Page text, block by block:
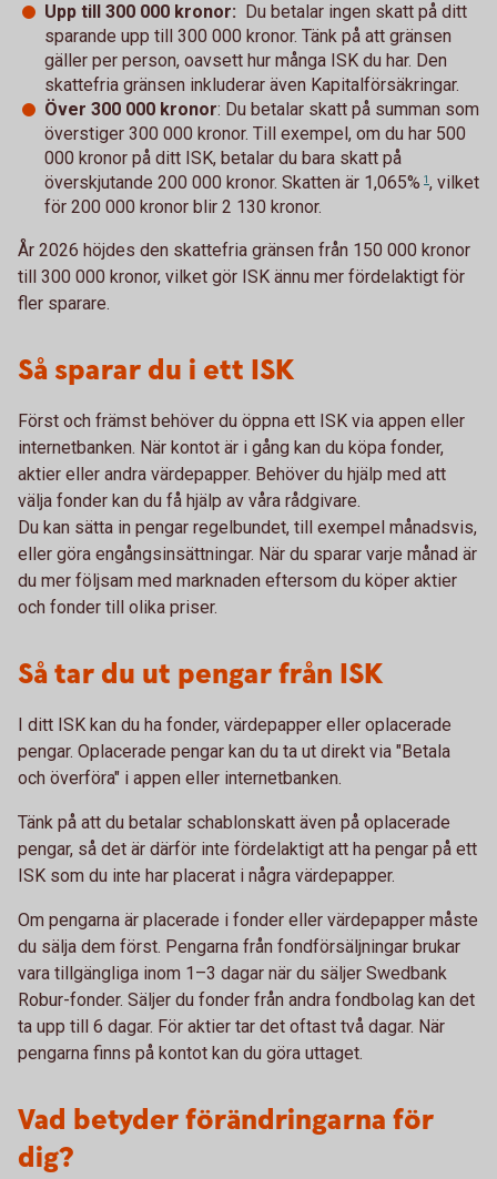
Upp till 300 000 kronor: Du betalar ingen skatt på ditt
sparande upp till 300 000 kronor. Tänk på att gränsen
gäller per person, oavsett hur många ISK du har. Den
skattefria gränsen inkluderar även Kapitalförsäkringar.
Över 300 000 kronor: Du betalar skatt på summan som
överstiger 300 000 kronor. Till exempel, om du har 500
000 kronor på ditt ISK, betalar du bara skatt på
överskjutande 200 000 kronor. Skatten är 1,065% 1, vilket
för 200 000 kronor blir 2 130 kronor.
År 2026 höjdes den skattefria gränsen från 150 000 kronor
till 300 000 kronor, vilket gör ISK ännu mer fördelaktigt för
fler sparare.
Så sparar du i ett ISK
Först och främst behöver du öppna ett ISK via appen eller
internetbanken. När kontot är i gång kan du köpa fonder,
aktier eller andra värdepapper. Behöver du hjälp med att
välja fonder kan du få hjälp av våra rådgivare.
Du kan sätta in pengar regelbundet, till exempel månadsvis,
eller göra engångsinsättningar. När du sparar varje månad är
du mer följsam med marknaden eftersom du köper aktier
och fonder till olika priser.
Så tar du ut pengar från ISK
I ditt ISK kan du ha fonder, värdepapper eller oplacerade
pengar. Oplacerade pengar kan du ta ut direkt via "Betala
och överföra" i appen eller internetbanken.
Tänk på att du betalar schablonskatt även på oplacerade
pengar, så det är därför inte fördelaktigt att ha pengar på ett
ISK som du inte har placerat i några värdepapper.
Om pengarna är placerade i fonder eller värdepapper måste
du sälja dem först. Pengarna från fondförsäljningar brukar
vara tillgängliga inom 1–3 dagar när du säljer Swedbank
Robur-fonder. Säljer du fonder från andra fondbolag kan det
ta upp till 6 dagar. För aktier tar det oftast två dagar. När
pengarna finns på kontot kan du göra uttaget.
Vad betyder förändringarna för
dig?